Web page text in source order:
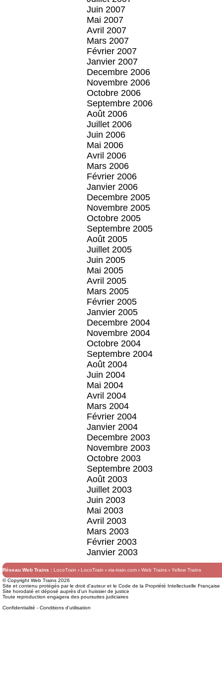
Juin 2007
Mai 2007
Avril 2007
Mars 2007
Février 2007
Janvier 2007
Decembre 2006
Novembre 2006
Octobre 2006
Septembre 2006
Août 2006
Juillet 2006
Juin 2006
Mai 2006
Avril 2006
Mars 2006
Février 2006
Janvier 2006
Decembre 2005
Novembre 2005
Octobre 2005
Septembre 2005
Août 2005
Juillet 2005
Juin 2005
Mai 2005
Avril 2005
Mars 2005
Février 2005
Janvier 2005
Decembre 2004
Novembre 2004
Octobre 2004
Septembre 2004
Août 2004
Juin 2004
Mai 2004
Avril 2004
Mars 2004
Février 2004
Janvier 2004
Decembre 2003
Novembre 2003
Octobre 2003
Septembre 2003
Août 2003
Juillet 2003
Juin 2003
Mai 2003
Avril 2003
Mars 2003
Février 2003
Janvier 2003
Réseau Web Trains : LocoTrain LocoTrain via-train.com Web Trains
Yellow Trains
© Copyright Web Trains 2026
Site et contenu protégés par le droit d'auteur et le Code de la Propriété Intellectuelle Française
Site horodaté et déposé auprès d'un huissier de justice
Toute reproduction engagera des poursuites judiciaires
Confidentialité - Conditions d'utilisation